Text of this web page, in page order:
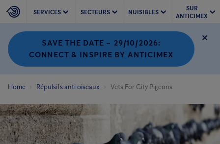
SERVICES SECTEURS NUISIBLES
SUR
ANTICIMEX
SAVE THE DATE – 29/10/2026:
CONNECT & INSPIRE BY ANTICIMEX
Home Répulsifs anti oiseaux Vets For City Pigeons